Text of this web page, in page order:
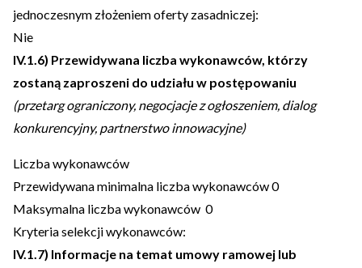
jednoczesnym złożeniem oferty zasadniczej:
Nie
IV.1.6) Przewidywana liczba wykonawców, którzy
zostaną zaproszeni do udziału w postępowaniu
(przetarg ograniczony, negocjacje z ogłoszeniem, dialog
konkurencyjny, partnerstwo innowacyjne)
Liczba wykonawców
Przewidywana minimalna liczba wykonawców0
Maksymalna liczba wykonawców 0
Kryteria selekcji wykonawców:
IV.1.7) Informacje na temat umowy ramowej lub